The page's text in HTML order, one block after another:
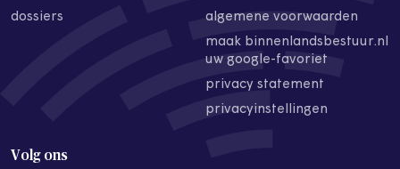
dossiers
algemene voorwaarden
maak binnenlandsbestuur.nl
uw google-favoriet
privacy statement
privacyinstellingen
Volg ons